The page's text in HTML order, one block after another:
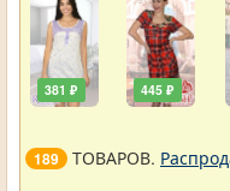
381 ₽ 445 ₽
189 ТОВАРОВ.